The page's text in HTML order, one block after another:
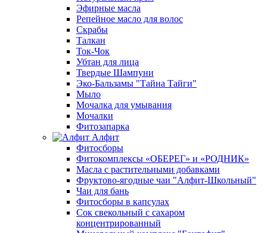
Эфирные масла
Репейное масло для волос
Скрабы
Талкан
Ток-Чок
Убтан для лица
Твердые Шампуни
Эко-Бальзамы "Тайна Тайги"
Мыло
Мочалка для умывания
Мочалки
Фитозапарка
Алфит
Фитосборы
Фитокомплексы «ОБЕРЕГ» и «РОДНИК»
Масла с растительными добавками
Фруктово-ягодные чаи "Алфит-Школьный"
Чаи для бань
Фитосборы в капсулах
Сок свекольный с сахаром
концентрированный